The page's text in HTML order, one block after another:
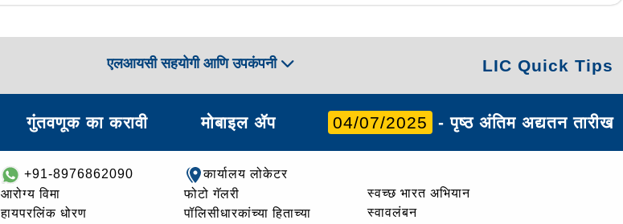
एलआयसी सहयोगी आणि उपकंपनी LIC Quick Tips
गुंतवणूक का करावी मोबाइल ॲप 04/07/2025 - पृष्ठ अंतिम अद्यतन तारीख
+91-8976862090
आरोग्य विमा
हायपरलिंक धोरण
कार्यालय लोकेटर
फोटो गॅलरी
पॉलिसीधारकांच्या हिताच्या
स्वच्छ भारत अभियान
स्वावलंबन